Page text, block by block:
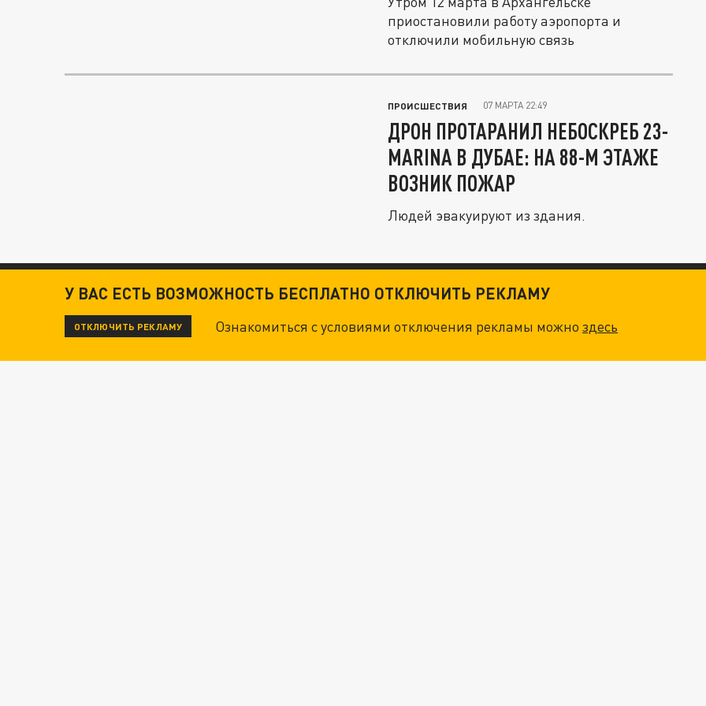
приостановили работу аэропорта и
отключили мобильную связь
ПРОИСШЕСТВИЯ 07 МАРТА 22:49
ДРОН ПРОТАРАНИЛ НЕБОСКРЕБ 23-
MARINA В ДУБАЕ: НА 88-М ЭТАЖЕ
ВОЗНИК ПОЖАР
Людей эвакуируют из здания.
У ВАС ЕСТЬ ВОЗМОЖНОСТЬ БЕСПЛАТНО ОТКЛЮЧИТЬ РЕКЛАМУ
ОТКЛЮЧИТЬ РЕКЛАМУ Ознакомиться с условиями отключения рекламы можноздесь